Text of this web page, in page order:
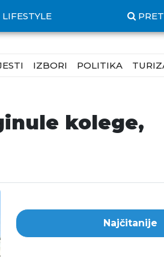
LIFESTYLE
IZBORI POLITIKA
kolege,
Najčitanije